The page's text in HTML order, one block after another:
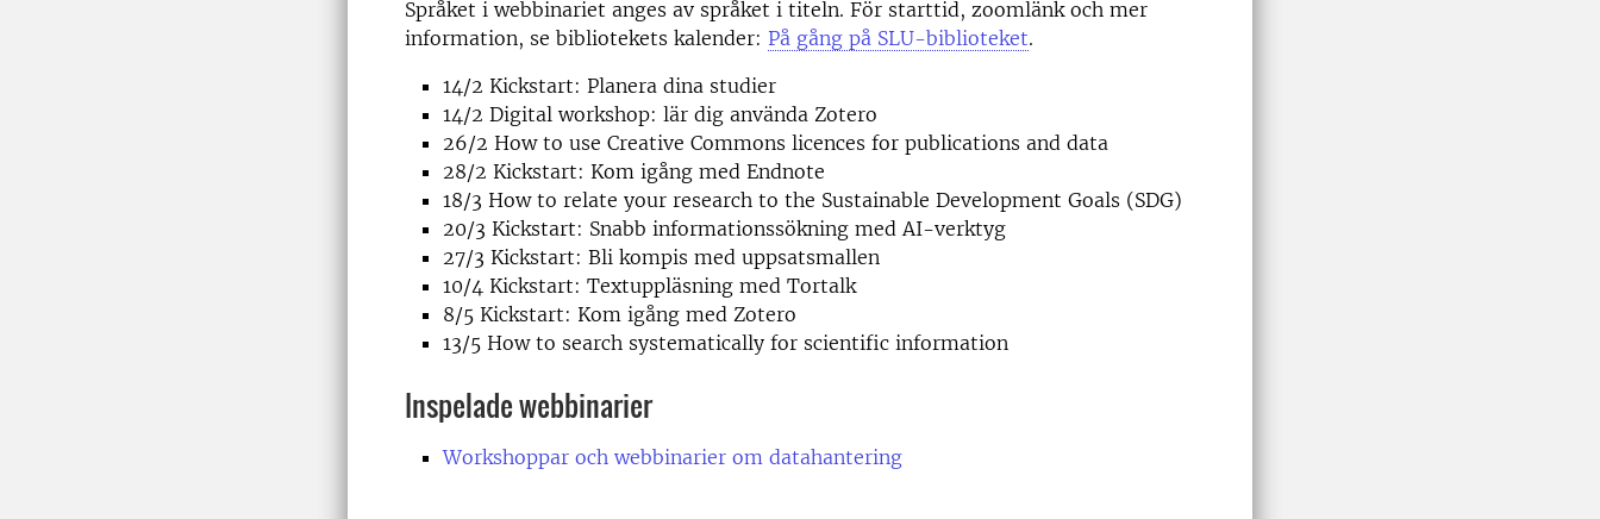
Språket i webbinariet anges av språket i titeln. För starttid, zoomlänk och mer
information, se bibliotekets kalender: På gång på SLU-biblioteket.
14/2 Kickstart: Planera dina studier
14/2 Digital workshop: lär dig använda Zotero
26/2 How to use Creative Commons licences for publications and data
28/2 Kickstart: Kom igång med Endnote
18/3 How to relate your research to the Sustainable Development Goals (SDG)
20/3 Kickstart: Snabb informationssökning med AI-verktyg
27/3 Kickstart: Bli kompis med uppsatsmallen
10/4 Kickstart: Textuppläsning med Tortalk
8/5 Kickstart: Kom igång med Zotero
13/5 How to search systematically for scientific information
Inspelade webbinarier
Workshoppar och webbinarier om datahantering